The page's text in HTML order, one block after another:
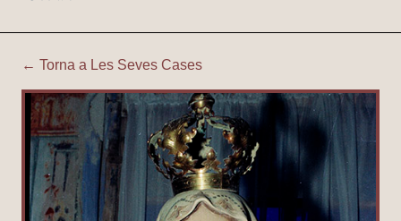
Tiurana | Mare de Deu de
← Torna a Les Seves Cases